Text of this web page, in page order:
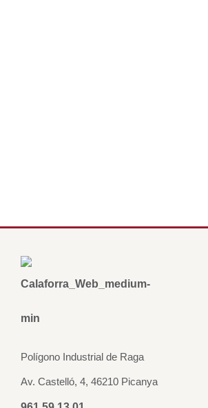
Polígono Industrial de Raga
Av. Castelló, 4, 46210 Picanya